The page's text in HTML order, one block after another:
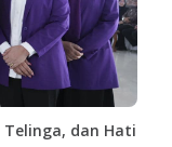
Telinga, dan Hati